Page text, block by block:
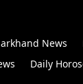
News
Daily